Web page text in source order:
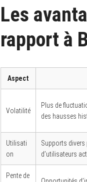
Les
rapport à
Aspect
Volatilité
Plus de
des hausses
Utilisati
on
Supports divers
d’utilisateurs
Pente de